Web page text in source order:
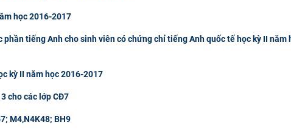
học 2016-2017
tiếng Anh cho sinh viên có chứng chỉ tiếng Anh quốc tế học kỳ II năm
kỳ II năm học 2016-2017
cho các lớp CĐ7
M4,N4K48; BH9